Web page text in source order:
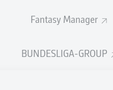
Fantasy Manager
BUNDESLIGA-GROUP
L. Nmecha 14'